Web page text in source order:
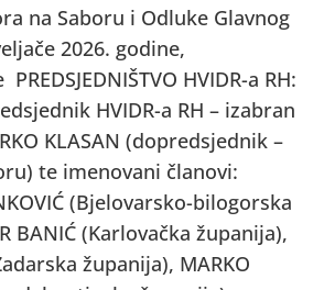
na Saboru i Odluke Glavnog
2026. godine,
HVIDR-a RH:
HVIDR-a RH – izabran
KLASAN (dopredsjednik –
te imenovani članovi:
(Bjelovarsko-bilogorska
BANIĆ (Karlovačka županija),
županija), MARKO